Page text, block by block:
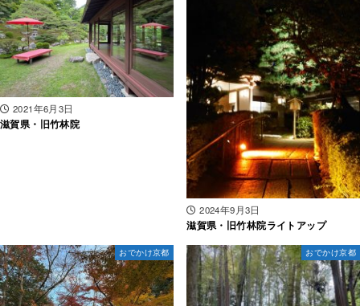
2021年6月3日
滋賀県・旧竹林院
2024年9月3日
滋賀県・旧竹林院ライトアップ
おでかけ京都 おでかけ京都